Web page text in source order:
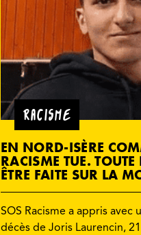
RACISME
EN NORD-ISÈRE
RACISME TUE.
ÊTRE FAITE SUR LA
SOS Racisme a appris
décès de Joris Laurencin,